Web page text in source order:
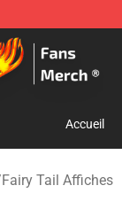
Merchandise
Accueil
Fairy Tail Affiches